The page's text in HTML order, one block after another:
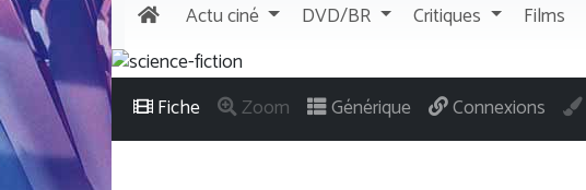
Actuciné DVD/BR Critiques Films
Fiche Zoom Générique Connexions